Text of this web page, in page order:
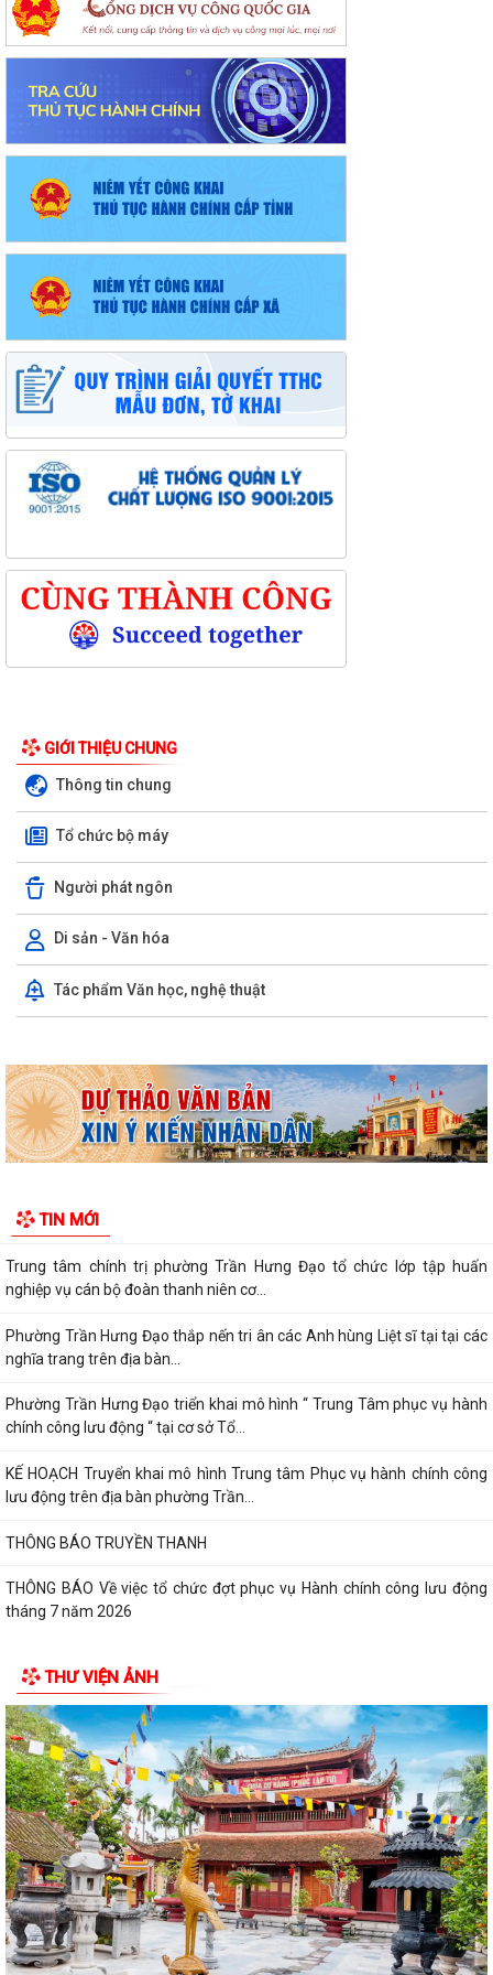
GIỚI THIỆU CHUNG
Thông tin chung
Tổ chức bộ máy
Người phát ngôn
Di sản - Văn hóa
Tác phẩm Văn học, nghệ thuật
TIN MỚI
Kỳ họp thứ ba (kỳ họp thường lệ giữa năm 2026) Hội đồng nhân dân
phường Trần Hưng Đạo khóa II,...
Phường Trần Hưng Đạo tham dự hội nghị toàn quốc nghiên cứu, học
tập, quán triệt và triển khai thực...
Khai mạc giải bóng đá U13 phường Trần Hưng Đạo hè năm 2026.
Hưng Đạo tiếp xúc đối thoại trực...
Trung tâm chính trị phường Trần Hưng Đạo tổ chức lớp tập huấn
nghiệp vụ cán bộ đoàn thanh niên cơ...
Phường Trần Hưng Đạo thắp nến tri ân các Anh hùng Liệt sĩ tại tại các
nghĩa trang trên địa bàn...
Phường Trần Hưng Đạo triển khai mô hình “ Trung Tâm phục vụ hành
chính công lưu động “ tại cơ sở Tổ...
KẾ HOẠCH Truyển khai mô hình Trung tâm Phục vụ hành chính công
lưu động trên địa bàn phường Trần...
THÔNG BÁO TRUYỀN THANH
THÔNG BÁO Về việc tổ chức đợt phục vụ Hành chính công lưu động
tháng 7 năm 2026
tâm thần Hải Dương nhân dịp 79...
Đồng chí Vũ Thị Hiên, Phó bí thư thường trực Đảng ủy phường Trần
Hưng Đạo thăm, tặng quà nhân Ngày...
Phường Trần Hưng Đạo triển khai lấy mẫu ADN các phần mộ liệt sĩ vô
danh tại Nghĩa trang Liệt Lê Lợi...
Đ/c Nguyễn Minh Thắng Bí thư Đảng ủy- Chủ tịch HĐND phường Trần
Hưng Đạo thăm, tặng quà gia đình...
Hơn 30 cán bộ, hội viên chữ thập đỏ trên địa bàn phường Trần Hưng
Đạo được tập huấn kỹ năng sơ cấp...
THƯ VIỆN ẢNH